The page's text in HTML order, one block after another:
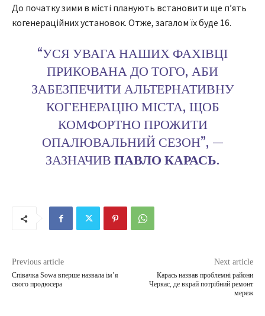
До початку зими в місті планують встановити ще пʼять
когенераційних установок. Отже, загалом їх буде 16.
“УСЯ УВАГА НАШИХ ФАХІВЦІ
ПРИКОВАНА ДО ТОГО, АБИ
ЗАБЕЗПЕЧИТИ АЛЬТЕРНАТИВНУ
КОГЕНЕРАЦІЮ МІСТА, ЩОБ
КОМФОРТНО ПРОЖИТИ
ОПАЛЮВАЛЬНИЙ СЕЗОН”, —
ЗАЗНАЧИВ ПАВЛО КАРАСЬ.
Previous article
Співачка Sowa вперше назвала ім’я
свого продюсера
Next article
Карась назвав проблемні райони
Черкас, де вкрай потрібний ремонт
мереж